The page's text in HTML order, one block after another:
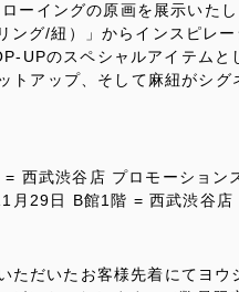
ーイングの原画を展示いた
グ/紐）」からインスピレ
UPのスペシャルアイテムと
トアップ、そして麻紐がシグ
西武渋谷店 プロモーション
29日 B館1階 = 西武渋谷店
だいたお客様先着にてヨウ